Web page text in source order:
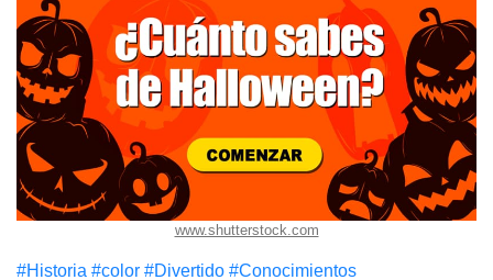
www.shutterstock.com
#Historia #color #Divertido #Conocimientos